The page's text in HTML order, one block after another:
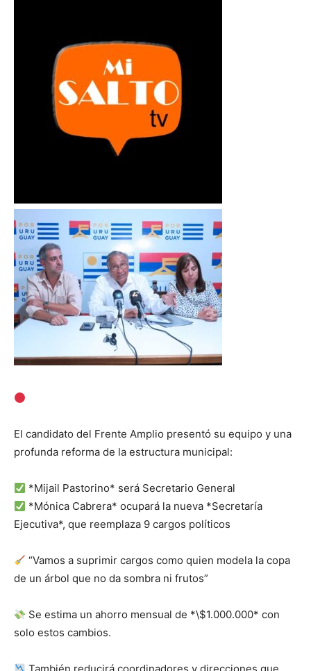
El candidato del Frente Amplio presentó su equipo y una
profunda reforma de la estructura municipal:
*Mijail Pastorino* será Secretario General
*Mónica Cabrera* ocupará la nueva *Secretaría
Ejecutiva*, que reemplaza 9 cargos políticos
“Vamos a suprimir cargos como quien modela la copa
de un árbol que no da sombra ni frutos”
Se estima un ahorro mensual de *\$1.000.000* con
solo estos cambios.